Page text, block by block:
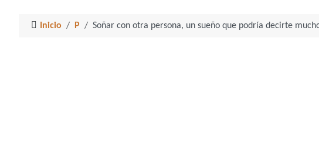
Inicio P Soñar con otra persona, un sueño que podría decirte